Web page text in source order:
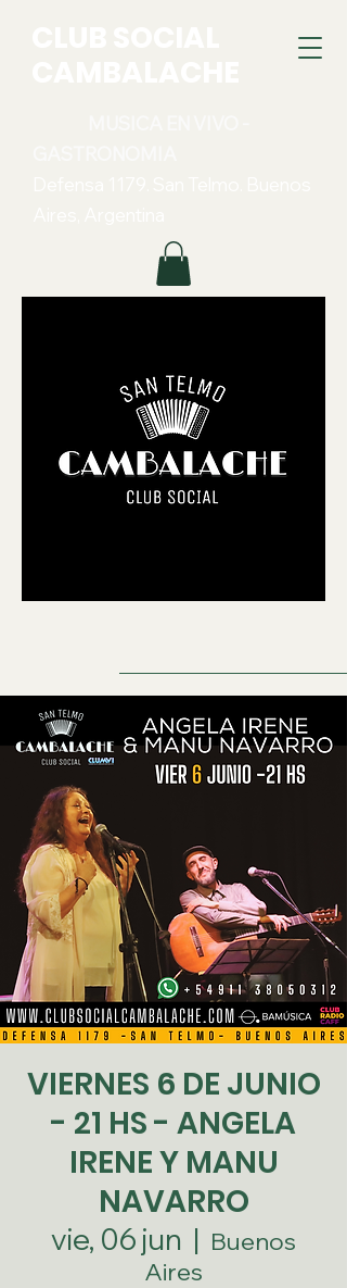
VIERNES 6 DE JUNIO
- 21 HS - ANGELA
IRENE Y MANU
NAVARRO
vie, 06 jun
  |
Buenos
Aires